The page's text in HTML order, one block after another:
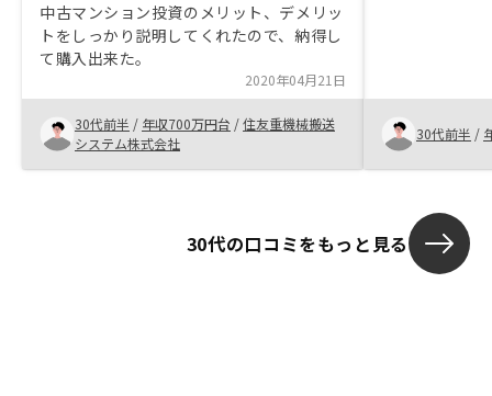
中古マンション投資のメリット、デメリッ
トをしっかり説明してくれたので、納得し
て購入出来た。
2020年04月21日
30代前半 / 年収700万円台 /住友重機械搬送
システム株式会社
30代前半 /
30代の口コミをもっと見る